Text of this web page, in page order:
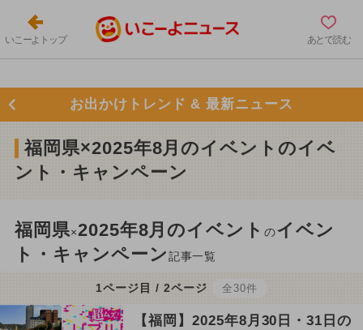
いこーよトップ あとで読む
お出かけトレンド & 最新ニュース
福岡県×2025年8月のイベントのイベ
ント・キャンペーン
福岡県×2025年8月のイベントのイベン
ト・キャンペーン記事一覧
1ページ目 / 2ページ 全30件
【福岡】2025年8月30日・31日の